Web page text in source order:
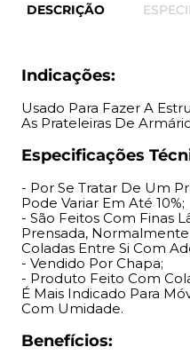
Benefícios:
Contribuindo Para Uma
DESCRIÇÃO
Indicações:
Usado Para Fazer A
As Prateleiras De
Especificações
- Por Se Tratar De Um
Pode Variar Em Até 10%;
- São Feitos Com Finas
Prensada,
Coladas Entre Si Com
- Vendido Por Chapa;
- Produto Feito Com
É Mais Indicado Para
Com Umidade.
Benefícios: